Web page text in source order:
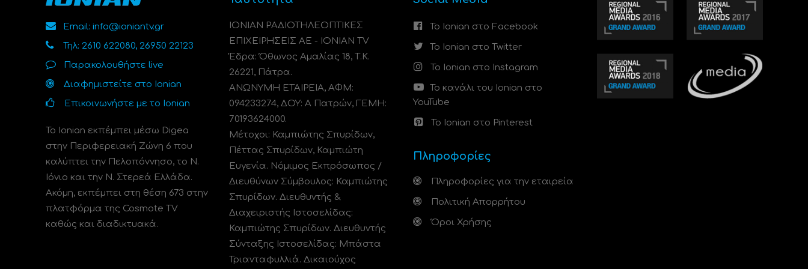
Email: info@ioniantv.gr
Τηλ: 2610 622080, 26950 22123
Παρακολουθήστε live
Διαφημιστείτε στο Ionian
Επικοινωνήστε με το Ionian
Το Ionian εκπέμπει μέσω Digea
στην Περιφερειακή Ζώνη 6 που
καλύπτει την Πελοπόννησο, το N.
Ιόνιο και την Ν. Στερεά Ελλάδα.
Ακόμη, εκπέμπει στη θέση 673 στην
πλατφόρμα της Cosmote TV
καθώς και διαδικτυακά.
ΙΟΝΙΑΝ ΡΑΔΙΟΤΗΛΕΟΠΤΙΚΕΣ
ΕΠΙΧΕΙΡΗΣΕΙΣ ΑΕ - IONIAN TV
Έδρα: Όθωνος Αμαλίας 18, Τ.Κ.
26221, Πάτρα.
ΑΝΩΝΥΜΗ ΕΤΑΙΡΕΙΑ, ΑΦΜ:
094233274, ΔΟΥ: A Πατρών, ΓΕΜΗ:
70193624000.
Μέτοχοι: Καμπιώτης Σπυρίδων,
Πέττας Σπυρίδων, Καμπιώτη
Ευγενία. Νόμιμος Εκπρόσωπος /
Διευθύνων Σύμβουλος: Καμπιώτης
Σπυρίδων. Διευθυντής &
Διαχειριστής Ιστοσελίδας:
Καμπιώτης Σπυρίδων. Διευθυντής
Σύνταξης Ιστοσελίδας: Μπάστα
Τριανταφυλλιά. Δικαιούχος
Το Ionian στο Facebook
Το Ionian στο Twitter
Το Ionian στο Instagram
Το κανάλι του Ionian στο
YouTube
Το Ionian στο Pinterest
Πληροφορίες
Πληροφορίες για την εταιρεία
Πολιτική Απορρήτου
Όροι Χρήσης